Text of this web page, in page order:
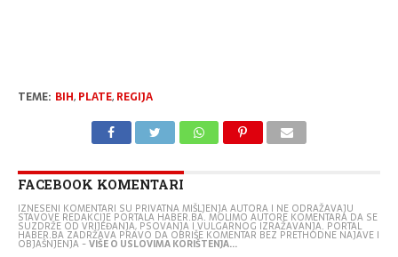
TEME: BIH, PLATE, REGIJA
FACEBOOK KOMENTARI
IZNESENI KOMENTARI SU PRIVATNA MIŠLJENJA AUTORA I NE ODRAŽAVAJU
STAVOVE REDAKCIJE PORTALA HABER.BA. MOLIMO AUTORE KOMENTARA DA SE
SUZDRŽE OD VRIJEĐANJA, PSOVANJA I VULGARNOG IZRAŽAVANJA. PORTAL
HABER.BA ZADRŽAVA PRAVO DA OBRIŠE KOMENTAR BEZ PRETHODNE NAJAVE I
OBJAŠNJENJA -VIŠE O USLOVIMA KORIŠTENJA...